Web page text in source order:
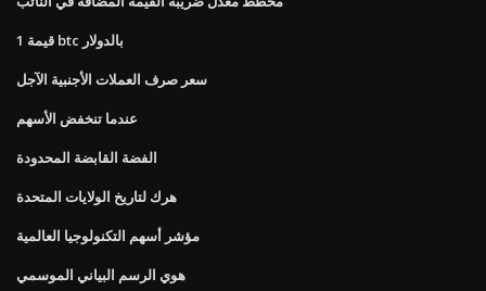
قيمة 1 btc بالدولار
سعر صرف العملات الأجنبية الآجل
عندما تنخفض الأسهم
الفضة القابضة المحدودة
هرك لتاريخ الولايات المتحدة
مؤشر أسهم التكنولوجيا العالمية
هوي الرسم البياني الموسمي